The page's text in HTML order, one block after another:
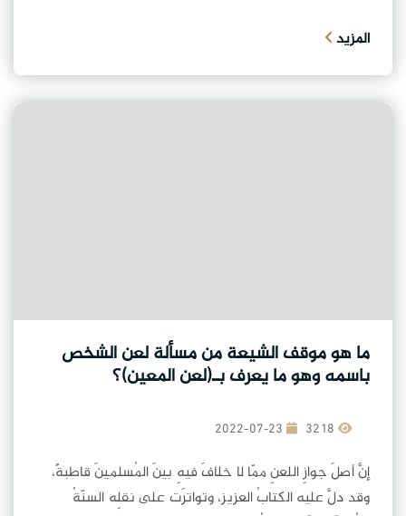
المزيد
ما هو موقف الشيعة من مسألة لعن الشخص
باسمه وهو ما يعرف بـ(لعن المعين)؟
2022-07-23
إنَّ أصلَ جوازِ اللعنِ ممّا لا خلافَ فيهِ بينَ المُسلمينَ قاطبةً،
وقد دلَّ عليه الكتابُ العزيز، وتواترَت على نقلِه السنّةُ